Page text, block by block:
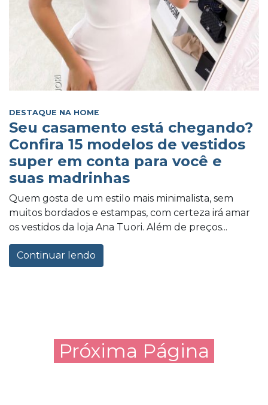
DESTAQUE NA HOME
Seu casamento está chegando?
Confira 15 modelos de vestidos
super em conta para você e
suas madrinhas
Quem gosta de um estilo mais minimalista, sem
muitos bordados e estampas, com certeza irá amar
os vestidos da loja Ana Tuori. Além de preços...
Continuar lendo
Próxima Página